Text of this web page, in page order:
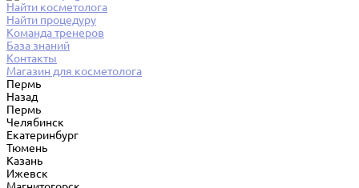
Найти косметолога
Найти процедуру
Команда тренеров
База знаний
Контакты
Магазин для косметолога
Пермь
Назад
Пермь
Челябинск
Екатеринбург
Тюмень
Казань
Ижевск